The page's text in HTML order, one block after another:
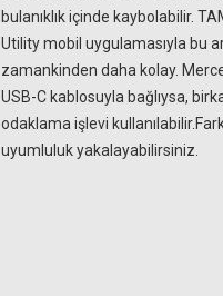
bulanıklık içinde kaybolabilir.
Utility mobil uygulamasıyla bu
zamankinden daha kolay.
USB-C kablosuyla bağlıysa,
odaklama işlevi
uyumluluk yakalayabilirsiniz.